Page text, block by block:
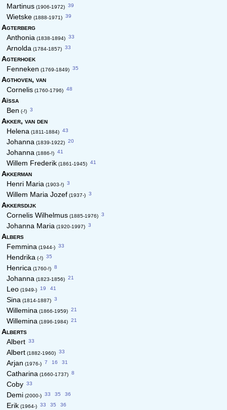
Martinus (1906-1972) 39
Wietske (1888-1971) 39
Agterberg
Anthonia (1838-1894) 33
Arnolda (1784-1857) 33
Agterhoek
Fenneken (1769-1849) 35
Agthoven, van
Cornelis (1760-1796) 48
Aïssa
Ben (-!) 3
Akker, van den
Helena (1811-1884) 43
Johanna (1839-1922) 20
Johanna (1886-!) 41
Willem Frederik (1861-1945) 41
Akkerman
Henri Maria (1903-!) 3
Willem Maria Jozef (1937-) 3
Akkersdijk
Cornelis Wilhelmus (1885-1976) 3
Johanna Maria (1920-1997) 3
Albers
Femmina (1944-) 33
Hendrika (-!) 35
Henrica (1760-!) 8
Johanna (1823-1856) 21
Leo (1949-) 19 41
Sina (1814-1887) 3
Willemina (1866-1959) 21
Willemina (1896-1984) 21
Alberts
Albert 33
Albert (1882-1960) 33
Arjan (1976-) 7 16 31
Catharina (1660-1737) 8
Coby 33
Demi (2000-) 33 35 36
Erik (1964-) 33 35 36